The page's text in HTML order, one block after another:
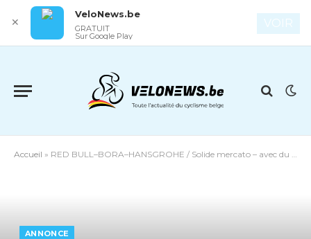
Accueil » RED BULL–BORA–HANSGROHE / Solide mercato – avec du Belge !
ANNONCE
✕
VeloNews.be
GRATUIT
Sur Google Play
VOIR